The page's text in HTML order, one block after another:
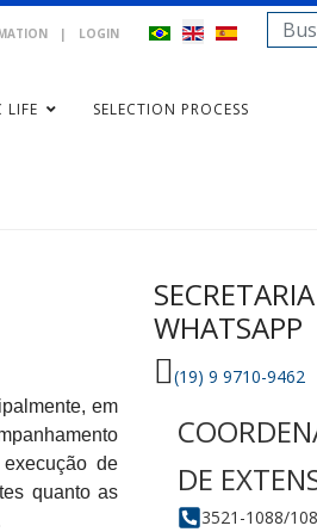
| LOGIN
Search
...
LIFE SELECTION PROCESS
em
de
quanto as
SECRETARIA
WHATSAPP
(19) 9 9710-9462